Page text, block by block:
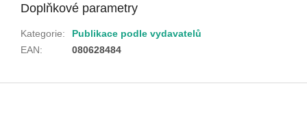
Doplňkové parametry
Kategorie:
Publikace podle vydavatelů
EAN: 080628484